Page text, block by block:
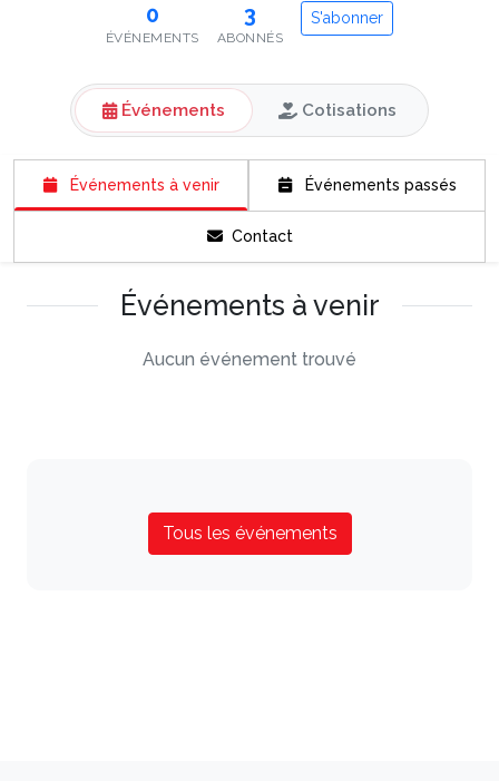
0
ÉVÉNEMENTS
3
ABONNÉS
S'abonner
Événements Cotisations
Événements à venir Événements passés
Contact
Événements à venir
Aucun événement trouvé
Tous les événements